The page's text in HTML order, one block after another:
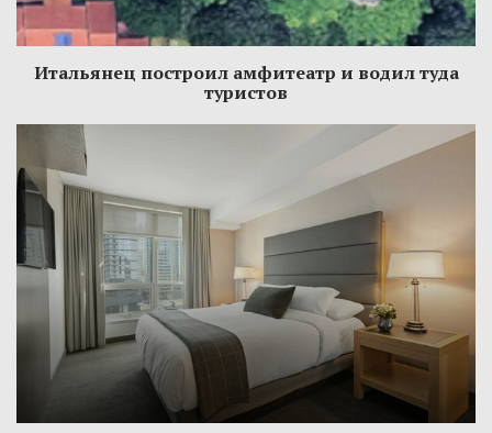
Итальянец построил амфитеатр и водил туда
туристов